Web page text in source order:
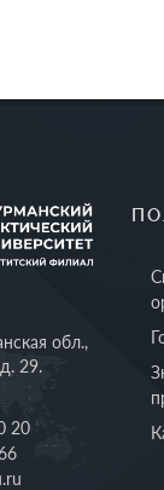
обл.,
29.
20